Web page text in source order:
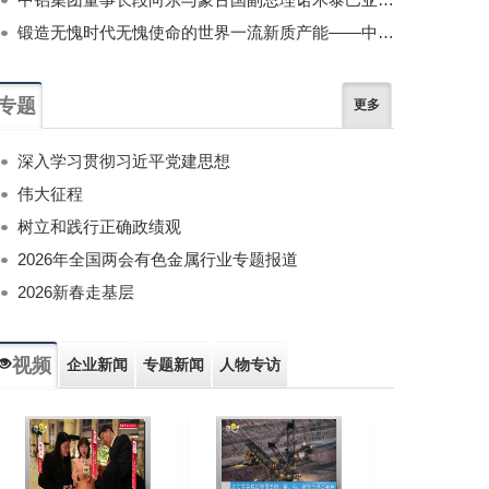
锻造无愧时代无愧使命的世界一流新质产能——中国有色金属工业的战略应对与破局之道（二）
题 更多
深入学习贯彻习近平党建思想
伟大征程
树立和践行正确政绩观
2026年全国两会有色金属行业专题报道
2026新春走基层
视频 企业新闻 专题新闻 人物专访